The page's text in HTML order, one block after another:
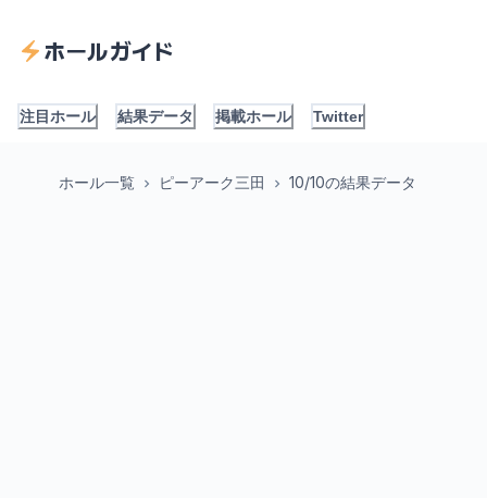
ホールガイド
注目ホール 結果データ 掲載ホール Twitter
ホール一覧 ピーアーク三田 10/10の結果データ